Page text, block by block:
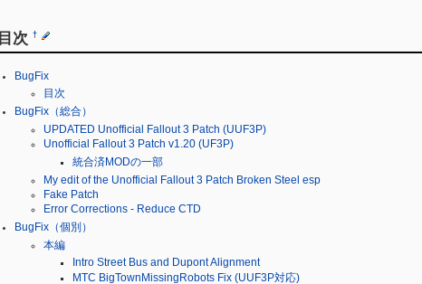
目次 †
BugFix
目次
BugFix（総合）
UPDATED Unofficial Fallout 3 Patch (UUF3P)
Unofficial Fallout 3 Patch v1.20 (UF3P)
統合済MODの一部
My edit of the Unofficial Fallout 3 Patch Broken Steel esp
Fake Patch
Error Corrections - Reduce CTD
BugFix（個別）
本編
Intro Street Bus and Dupont Alignment
MTC BigTownMissingRobots Fix (UUF3P対応)